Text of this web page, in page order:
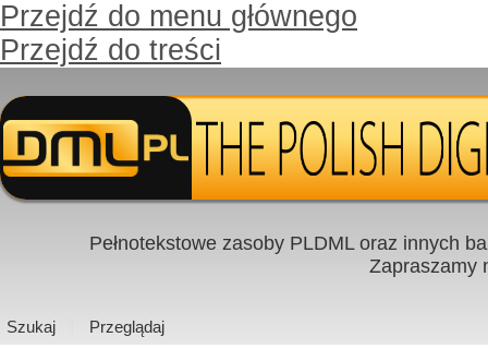
Przejdź do menu głównego
Przejdź do treści
Pełnotekstowe zasoby PLDML oraz innych
Zapraszamy
Szukaj Przeglądaj